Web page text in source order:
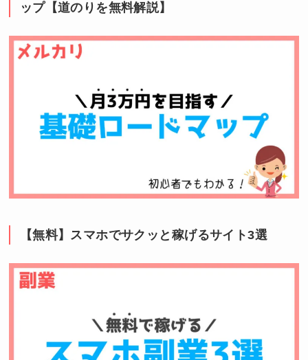
ップ【道のりを無料解説】
【無料】スマホでサクッと稼げるサイト3選